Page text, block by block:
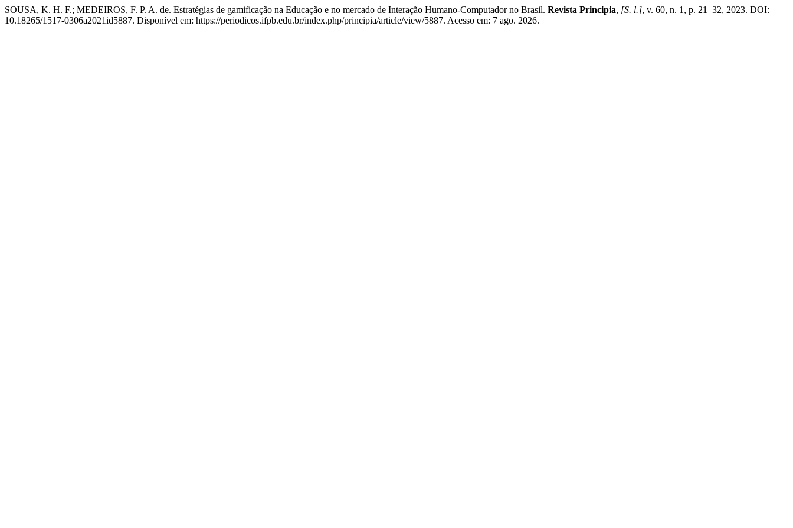
SOUSA, K. H. F.; MEDEIROS, F. P. A. de. Estratégias de gamificação na Educação e no mercado de Interação Humano-Computador no Brasil. Revista Principia, [S. l.], v. 60, n. 1, p. 21–32, 2023. DOI:
10.18265/1517-0306a2021id5887. Disponível em: https://periodicos.ifpb.edu.br/index.php/principia/article/view/5887. Acesso em: 7 ago. 2026.